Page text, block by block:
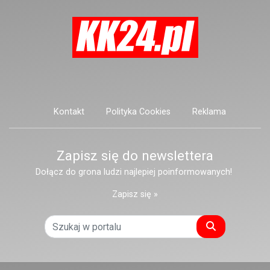
Kontakt Polityka Cookies Reklama
Zapisz się do newslettera
Dołącz do grona ludzi najlepiej poinformowanych!
Zapisz się »
Szukaj